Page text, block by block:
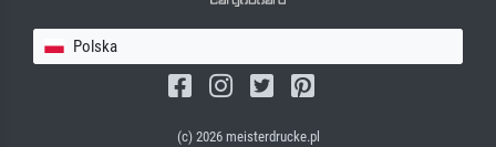
Polska
(c) 2026 meisterdrucke.pl